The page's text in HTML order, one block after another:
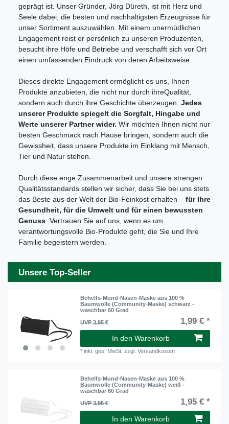
geprägt ist. Unser Gründer, Jörg Düreth, ist mit Herz und
Seele dabei, die besten und nachhaltigsten Erzeugnisse für
unser Sortiment auszuwählen. Mit einem unermüdlichen
Engagement reist er persönlich zu unseren Produzenten,
besucht ihre Höfe und Betriebe und verschafft sich vor Ort
einen umfassenden Eindruck von deren Arbeitsweise.
Dieses direkte Engagement ermöglicht es uns, Ihnen
Produkte anzubieten, die nicht nur durch ihreQualität,
sondern auch durch ihre Geschichte überzeugen. Jedes
unserer Produkte spiegelt die Sorgfalt, Hingabe und
Werte unserer Partner wider. Wir möchten Ihnen nicht nur
besten Geschmack nach Hause bringen, sondern auch die
Gewissheit, dass unsere Produkte im Einklang mit Mensch,
Tier und Natur stehen.
Durch diese enge Zusammenarbeit und unsere strengen
Qualitätsstandards stellen wir sicher, dass Sie bei uns stets
das Beste aus der Welt der Bio-Feinkost erhalten – für Ihre
Gesundheit, für die Umwelt und für einen bewussten
Genuss . Vertrauen Sie auf uns, wenn es um
verantwortungsvolle Bio-Produkte geht, die Sie und Ihre
Familie begeistern werden.
Unsere Top-Seller
Behelfs-Mund-Nasen-Maske aus 100 %
Baumwolle (Community-Maske) schwarz -
waschbar 60 Grad
UVP 3,95 €
1,99 € *
In den Warenkorb
*inkl. ges. MwSt. zzgl.Versandkosten
Behelfs-Mund-Nasen-Maske aus 100 %
Baumwolle (Community-Maske) weiß -
waschbar 60 Grad
UVP 3,95 €
1,95 € *
In den Warenkorb